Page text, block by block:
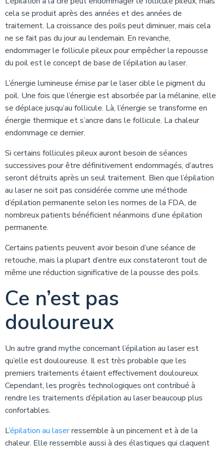
cela se produit après des années et des années de
traitement. La croissance des poils peut diminuer, mais cela
ne se fait pas du jour au lendemain. En revanche,
endommager le follicule pileux pour empêcher la repousse
du poil est le concept de base de l’épilation au laser.
L’énergie lumineuse émise par le laser cible le pigment du
poil. Une fois que l’énergie est absorbée par la mélanine, elle
se déplace jusqu’au follicule. Là, l’énergie se transforme en
énergie thermique et s’ancre dans le follicule. La chaleur
endommage ce dernier.
Si certains follicules pileux auront besoin de séances
successives pour être définitivement endommagés, d’autres
seront détruits après un seul traitement. Bien que l’épilation
au laser ne soit pas considérée comme une méthode
d’épilation permanente selon les normes de la FDA, de
nombreux patients bénéficient néanmoins d’une épilation
permanente.
Certains patients peuvent avoir besoin d’une séance de
retouche, mais la plupart d’entre eux constateront tout de
même une réduction significative de la pousse des poils.
Ce n’est pas
douloureux
Un autre grand mythe concernant l’épilation au laser est
qu’elle est douloureuse. Il est très probable que les
premiers traitements étaient effectivement douloureux.
Cependant, les progrès technologiques ont contribué à
rendre les traitements d’épilation au laser beaucoup plus
confortables.
L’épilation au laserressemble à un pincement et à de la
chaleur. Elle ressemble aussi à des élastiques qui claquent